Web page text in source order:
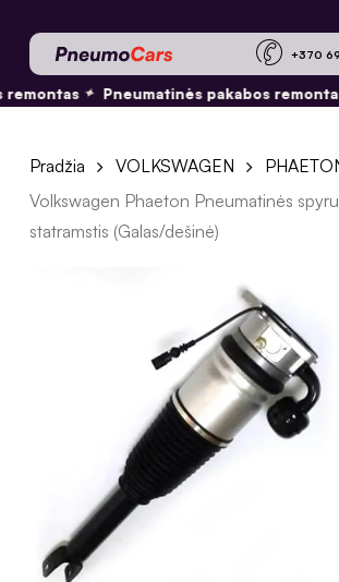
main
content
✦ Pneumatinės pakabos remontas
Pradžia VOLKSWAGEN
Volkswagen Phaeton Pneumatinės
statramstis (Galas/dešinė)